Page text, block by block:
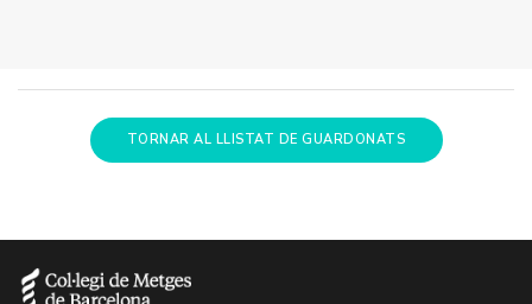
TORNAR AL LLISTAT DE GUARDONATS